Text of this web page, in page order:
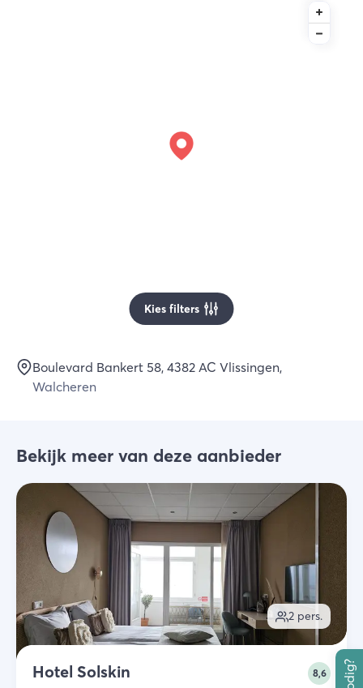
Kies filters
Boulevard Bankert 58, 4382 AC Vlissingen,
Walcheren
Bekijk meer van deze aanbieder
2 pers.
Hotel Solskin 8,6